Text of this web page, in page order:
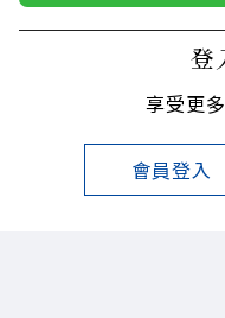
登
享受更
會員登入